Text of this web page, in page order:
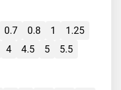
0.7 0.8 1
1.25
4 4.5 5 5.5